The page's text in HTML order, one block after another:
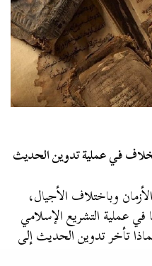
في عملية تدوين الحديث
وباختلاف الأجيال،
عملية التشريع الإسلامي
تأخر تدوين الحديث إلى